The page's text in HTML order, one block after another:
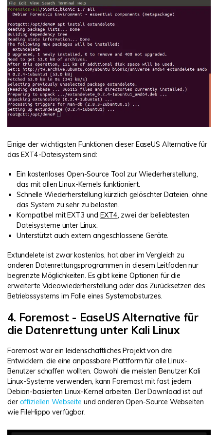
Einige der wichtigsten Funktionen dieser EaseUS Alternative für
das EXT4-Dateisystem sind:
Ein kostenloses Open-Source Tool zur Wiederherstellung,
das mit allen Linux-Kernels funktioniert.
Schnelle Wiederherstellung kürzlich gelöschter Dateien, ohne
das System zu sehr zu belasten.
Kompatibel mit EXT3 undEXT4, zwei der beliebtesten
Dateisysteme unter Linux.
Unterstützt auch extern angeschlossene Geräte.
Extundelete ist zwar kostenlos, hat aber im Vergleich zu
anderen Datenrettungsprogrammen in diesem Leitfaden nur
begrenzte Möglichkeiten. Es gibt keine Optionen für die
erweiterte Videowiederherstellung oder das Zurücksetzen des
Betriebssystems im Falle eines Systemabsturzes.
4. Foremost - EaseUS Alternative für
die Datenrettung unter Kali Linux
Foremost war ein leidenschaftliches Projekt von drei
Entwicklern, die eine anpassbare Plattform für alle Linux-
Benutzer schaffen wollten. Obwohl die meisten Benutzer Kali
Linux-Systeme verwenden, kann Foremost mit fast jedem
Debian-basierten Linux-Kernel arbeiten. Der Download ist auf
der offiziellen Webseite und anderen Open-Source Webseiten
wie FileHippo verfügbar.